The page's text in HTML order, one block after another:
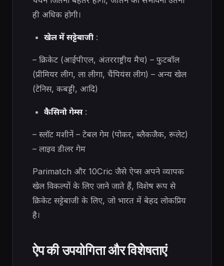
ही अधिक होगी।
खेल में सट्टेबाजी:
– क्रिकेट (आईपीएल, अंतरराष्ट्रीय मैच) – फुटबॉल
(प्रीमियर लीग, ला लीगा, चैंपियंस लीग) – अन्य खेल
(टेनिस, कबड्डी, आदि)
कैसिनो गेम्स:
– स्लॉट मशीनें – टेबल गेम (पोकर, ब्लैकजैक, रूलेट)
– लाइव डीलर गेम
Parimatch और 10Cric जैसे ऐप्स अपने व्यापक
खेल विकल्पों के लिए जाने जाते हैं, विशेष रूप से
क्रिकेट सट्टेबाजी के लिए, जो भारत में बेहद लोकप्रिय
है।
ऐप की उपयोगिता और विशेषताएं